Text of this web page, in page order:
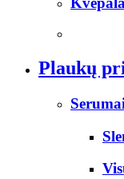
Plaukų
Serumai